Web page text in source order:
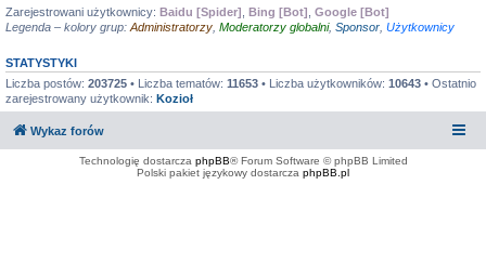
Zarejestrowani użytkownicy: Baidu [Spider] Bing [Bot] Google [Bot]
Legenda – kolory grup: Administratorzy Moderatorzy globalni, Sponsor Użytkownicy
STATYSTYKI
Liczba postów: 203725 • Liczba tematów: 11653 • Liczba użytkowników: 10643 • Ostatnio
zarejestrowany użytkownik: Kozioł
Wykaz forów
Technologię dostarcza phpBB® Forum Software © phpBB Limited
Polski pakiet językowy dostarcza phpBB.pl